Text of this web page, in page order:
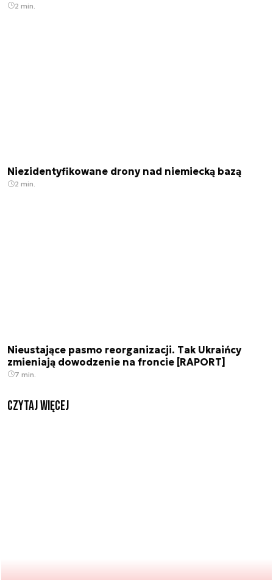
2 min.
Niezidentyfikowane drony nad niemiecką bazą
2 min.
Nieustające pasmo reorganizacji. Tak Ukraińcy
zmieniają dowodzenie na froncie [RAPORT]
7 min.
czytaj więcej